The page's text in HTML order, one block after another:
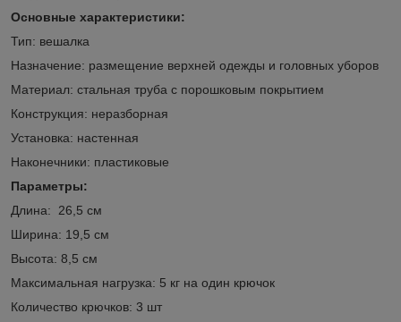
Основные характеристики:
Тип: вешалка
Назначение: размещение верхней одежды и головных уборов
Материал: стальная труба с порошковым покрытием
Конструкция: неразборная
Установка: настенная
Наконечники: пластиковые
Параметры:
Длина: 26,5 см
Ширина: 19,5 см
Высота: 8,5 см
Максимальная нагрузка: 5 кг на один крючок
Количество крючков: 3 шт